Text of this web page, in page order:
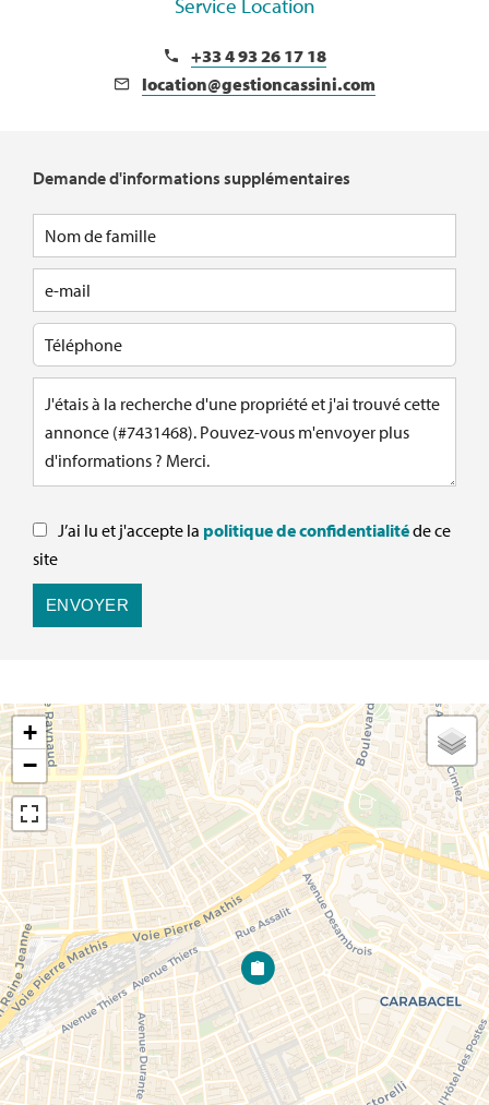
Demande d'informations supplémentaires
J’ai lu et j'accepte la politique de confidentialitéde ce
site
ENVOYER
Service Location
+33 4 93 26 17 18
location@gestioncassini.com
+
−